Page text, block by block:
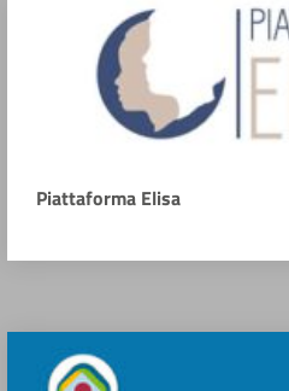
Piattaforma Elisa